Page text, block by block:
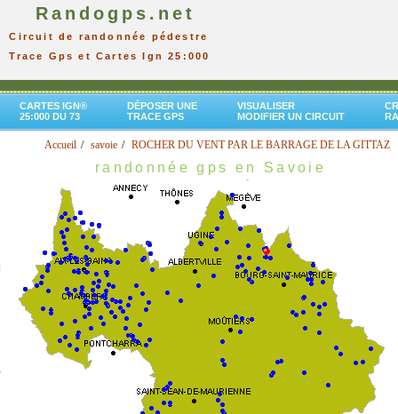
Randogps.net
Circuit de randonnée pédestre
Trace Gps et Cartes Ign 25:000
CARTES IGN®
25:000 DU 73
DÉPOSER UNE
TRACE GPS
VISUALISER
MODIFIER UN CIRCUIT
Accueil savoie ROCHER DU VENT PAR LE BARRAGE DE LA GITTAZ
randonnée gps en Savoie